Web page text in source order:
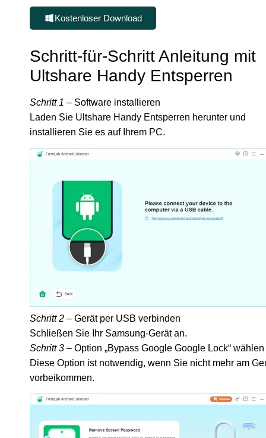
Kostenloser Download
Schritt-für-Schritt Anleitung mit
Ultshare Handy Entsperren
Schritt 1 – Software installieren
Laden Sie Ultshare Handy Entsperren herunter und
installieren Sie es auf Ihrem PC.
Schritt 2 – Gerät per USB verbinden
Schließen Sie Ihr Samsung-Gerät an.
Schritt 3 – Option „Bypass Google Google Lock“ wählen
Diese Option ist notwendig, wenn Sie nicht mehr am
vorbeikommen.